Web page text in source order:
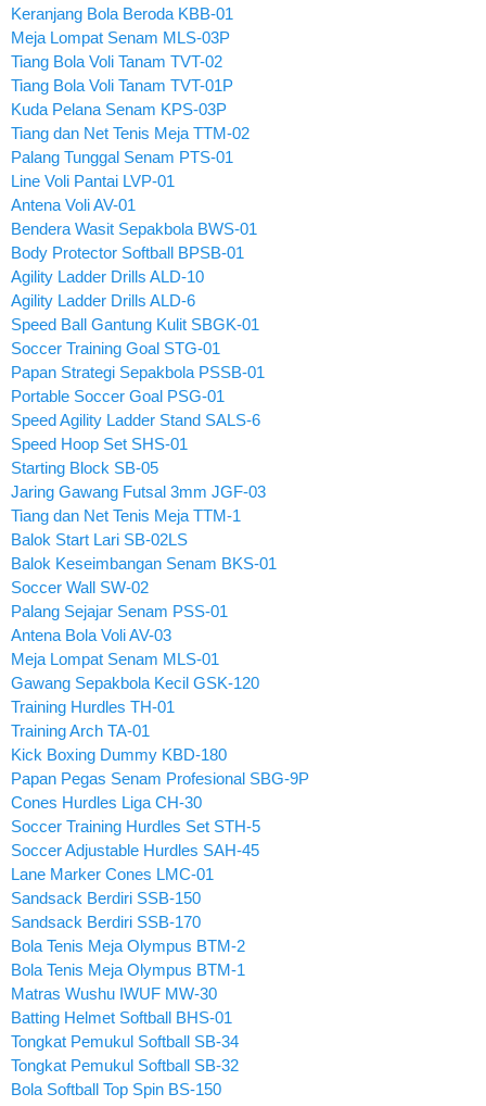
Keranjang Bola Beroda KBB-01
Meja Lompat Senam MLS-03P
Tiang Bola Voli Tanam TVT-02
Tiang Bola Voli Tanam TVT-01P
Kuda Pelana Senam KPS-03P
Tiang dan Net Tenis Meja TTM-02
Palang Tunggal Senam PTS-01
Line Voli Pantai LVP-01
Antena Voli AV-01
Bendera Wasit Sepakbola BWS-01
Body Protector Softball BPSB-01
Agility Ladder Drills ALD-10
Agility Ladder Drills ALD-6
Speed Ball Gantung Kulit SBGK-01
Soccer Training Goal STG-01
Papan Strategi Sepakbola PSSB-01
Portable Soccer Goal PSG-01
Speed Agility Ladder Stand SALS-6
Speed Hoop Set SHS-01
Starting Block SB-05
Jaring Gawang Futsal 3mm JGF-03
Tiang dan Net Tenis Meja TTM-1
Balok Start Lari SB-02LS
Balok Keseimbangan Senam BKS-01
Soccer Wall SW-02
Palang Sejajar Senam PSS-01
Antena Bola Voli AV-03
Meja Lompat Senam MLS-01
Gawang Sepakbola Kecil GSK-120
Training Hurdles TH-01
Training Arch TA-01
Kick Boxing Dummy KBD-180
Papan Pegas Senam Profesional SBG-9P
Cones Hurdles Liga CH-30
Soccer Training Hurdles Set STH-5
Soccer Adjustable Hurdles SAH-45
Lane Marker Cones LMC-01
Sandsack Berdiri SSB-150
Sandsack Berdiri SSB-170
Bola Tenis Meja Olympus BTM-2
Bola Tenis Meja Olympus BTM-1
Matras Wushu IWUF MW-30
Batting Helmet Softball BHS-01
Tongkat Pemukul Softball SB-34
Tongkat Pemukul Softball SB-32
Bola Softball Top Spin BS-150